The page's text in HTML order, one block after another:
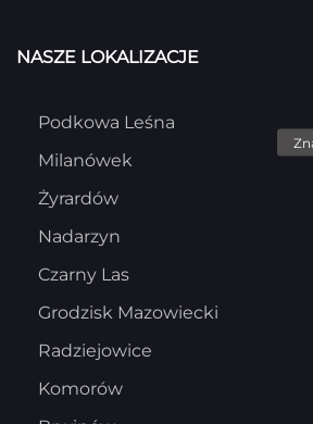
NASZE LOKALIZACJE
Podkowa Leśna
Milanówek
Żyrardów
Nadarzyn
Czarny Las
Grodzisk Mazowiecki
Radziejowice
Komorów